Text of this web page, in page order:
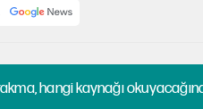
hangi kaynağı